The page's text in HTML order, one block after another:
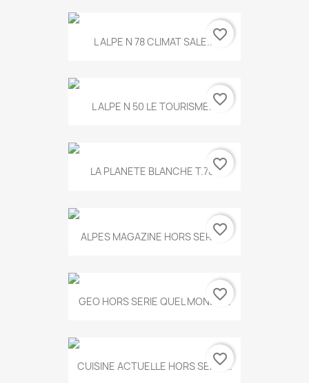
L ALPE N 78 CLIMAT SALE...favorite_border
L ALPE N 50 LE TOURISME...favorite_border
LA PLANETE BLANCHE T.785favorite_border
ALPES MAGAZINE HORS SERIE...
favorite_border
GEO HORS SERIE QUEL MONDE...
favorite_border
CUISINE ACTUELLE HORS SERIE...
favorite_border